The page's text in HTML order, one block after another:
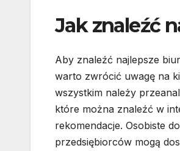
Jak znaleźć
Aby znaleźć najlepsze
warto zwrócić uwagę na
wszystkim należy
które można znaleźć w
rekomendacje. Osobiste
przedsiębiorców mogą